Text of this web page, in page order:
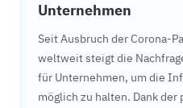
Unternehmen
Seit Ausbruch der Corona-
weltweit steigt die
für Unternehmen, um die
möglich zu halten. Dank